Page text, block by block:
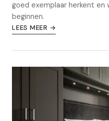
goed exemplaar herkent en
beginnen.
LEES MEER →